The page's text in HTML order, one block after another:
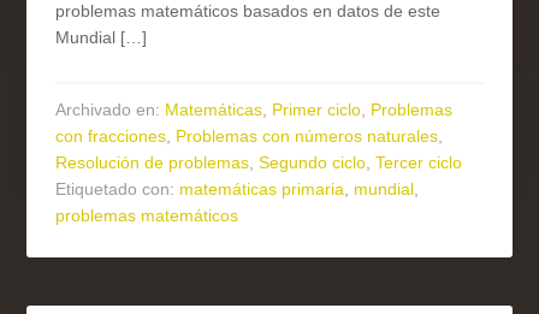
problemas matemáticos basados en datos de este
Mundial […]
Archivado en: Matemáticas, Primer ciclo, Problemas
con fracciones, Problemas con números naturales,
Resolución de problemas,Segundo ciclo,Tercer ciclo
Etiquetado con: matemáticas primaria, mundial,
problemas matemáticos